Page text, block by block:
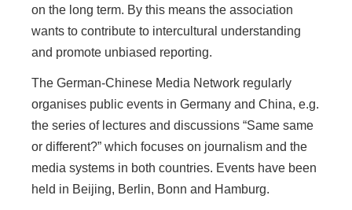
on the long term. By this means the association
wants to contribute to intercultural understanding
and promote unbiased reporting.
The German-Chinese Media Network regularly
organises public events in Germany and China, e.g.
the series of lectures and discussions “Same same
or different?” which focuses on journalism and the
media systems in both countries. Events have been
held in Beijing, Berlin, Bonn and Hamburg.